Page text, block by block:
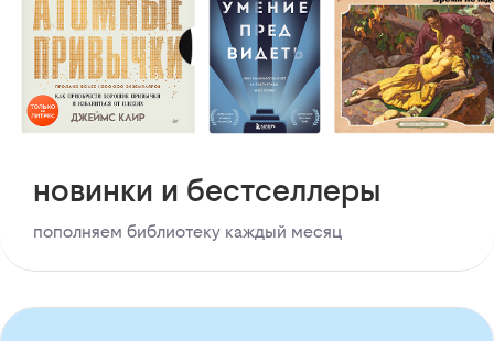
новинки и бестселлеры
пополняем библиотеку каждый месяц